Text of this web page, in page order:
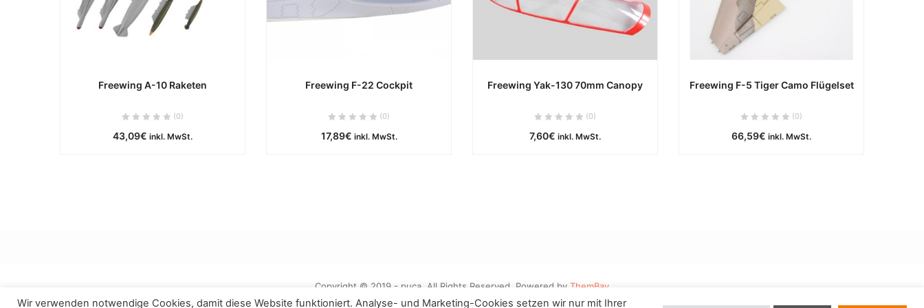
Freewing A-10 Raketen
(0)
43,09€ inkl. MwSt.
ca. 0 Werktage
IN DEN WARENKORB
Freewing F-22 Cockpit
(0)
17,89€ inkl. MwSt.
ca. 0 Werktage
IN DEN WARENKORB
Freewing Yak-130 70mm Canopy
(0)
7,60€ inkl. MwSt.
ca. 0 Werktage
IN DEN WARENKORB
Freewing F-5 Tiger Camo Flügelset
(0)
66,59€ inkl. MwSt.
ca. 0 Werktage
IN DEN WARENKORB
Copyright © 2019 - puca. All Rights Reserved. Powered by ThemBay
Wir verwenden notwendige Cookies, damit diese Website funktioniert. Analyse- und Marketing-Cookies setzen wir nur mit Ihrer